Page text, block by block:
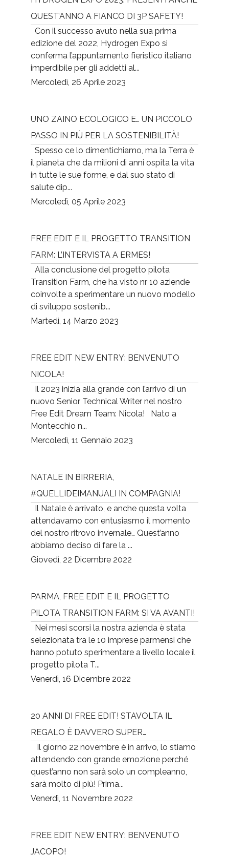
QUEST’ANNO A FIANCO DI 3P SAFETY!
Con il successo avuto nella sua prima
edizione del 2022, Hydrogen Expo si
conferma l’appuntamento fieristico italiano
imperdibile per gli addetti al...
Mercoledì, 26 Aprile 2023
UNO ZAINO ECOLOGICO E… UN PICCOLO
PASSO IN PIÙ PER LA SOSTENIBILITÀ!
Spesso ce lo dimentichiamo, ma la Terra è
il pianeta che da milioni di anni ospita la vita
in tutte le sue forme, e dal suo stato di
salute dip...
Mercoledì, 05 Aprile 2023
FREE EDIT E IL PROGETTO TRANSITION
FARM: L’INTERVISTA A ERMES!
Alla conclusione del progetto pilota
Transition Farm, che ha visto nr 10 aziende
coinvolte a sperimentare un nuovo modello
di sviluppo sostenib...
Martedì, 14 Marzo 2023
FREE EDIT NEW ENTRY: BENVENUTO
NICOLA!
Il 2023 inizia alla grande con l’arrivo di un
nuovo Senior Technical Writer nel nostro
Free Edit Dream Team: Nicola! Nato a
Montecchio n...
Mercoledì, 11 Gennaio 2023
NATALE IN BIRRERIA,
#QUELLIDEIMANUALI IN COMPAGNIA!
Il Natale è arrivato, e anche questa volta
attendavamo con entusiasmo il momento
del nostro ritrovo invernale… Quest’anno
abbiamo deciso di fare la ...
Giovedì, 22 Dicembre 2022
PARMA, FREE EDIT E IL PROGETTO
PILOTA TRANSITION FARM: SI VA AVANTI!
Nei mesi scorsi la nostra azienda è stata
selezionata tra le 10 imprese parmensi che
hanno potuto sperimentare a livello locale il
progetto pilota T...
Venerdì, 16 Dicembre 2022
20 ANNI DI FREE EDIT! STAVOLTA IL
REGALO È DAVVERO SUPER…
Il giorno 22 novembre è in arrivo, lo stiamo
attendendo con grande emozione perché
quest’anno non sarà solo un compleanno,
sarà molto di più! Prima...
Venerdì, 11 Novembre 2022
FREE EDIT NEW ENTRY: BENVENUTO
JACOPO!